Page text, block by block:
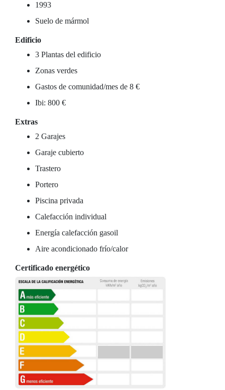
1993
Suelo de mármol
Edificio
3 Plantas del edificio
Zonas verdes
Gastos de comunidad/mes de 8 €
Ibi: 800 €
Extras
2 Garajes
Garaje cubierto
Trastero
Portero
Piscina privada
Calefacción individual
Energía calefacción gasoil
Aire acondicionado frío/calor
Certificado energético